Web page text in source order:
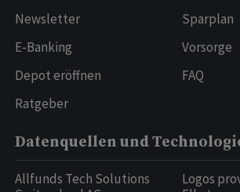
Newsletter
E-Banking
Depot eröffnen
Ratgeber
Sparplan
Vorsorge
FAQ
Datenquellen und
Allfunds Tech Solutions
Logos